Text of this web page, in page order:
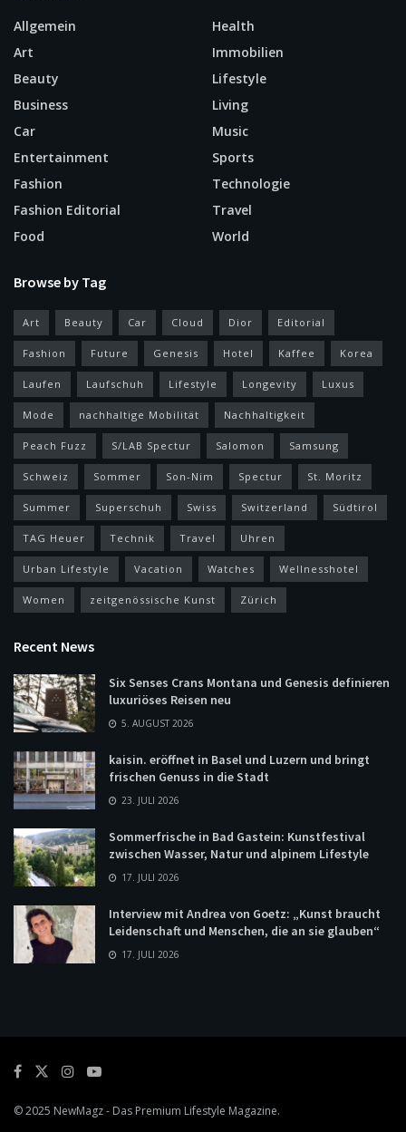
Allgemein
Art
Beauty
Business
Car
Entertainment
Fashion
Fashion Editorial
Food
Health
Immobilien
Lifestyle
Living
Music
Sports
Technologie
Travel
World
Browse by Tag
Art Beauty Car Cloud Dior Editorial
Fashion Future Genesis Hotel Kaffee Korea
Laufen Laufschuh Lifestyle Longevity Luxus
Mode nachhaltige Mobilität Nachhaltigkeit
Peach Fuzz S/LAB Spectur Salomon Samsung
Schweiz Sommer Son-Nim Spectur St. Moritz
Summer Superschuh Swiss Switzerland Südtirol
TAG Heuer Technik Travel Uhren
Urban Lifestyle Vacation Watches Wellnesshotel
Women zeitgenössische Kunst Zürich
Recent News
Six Senses Crans Montana und Genesis definieren
luxuriöses Reisen neu
5. AUGUST 2026
kaisin. eröffnet in Basel und Luzern und bringt
frischen Genuss in die Stadt
23. JULI 2026
Sommerfrische in Bad Gastein: Kunstfestival
zwischen Wasser, Natur und alpinem Lifestyle
17. JULI 2026
Interview mit Andrea von Goetz: „Kunst braucht
Leidenschaft und Menschen, die an sie glauben“
17. JULI 2026
© 2025 NewMagz- Das Premium Lifestyle Magazine.